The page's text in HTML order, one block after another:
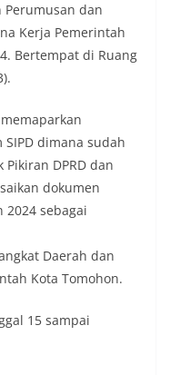
Perumusan dan
Kerja Pemerintah
Bertempat di Ruang
SIPD dimana sudah
Pikiran DPRD dan
dokumen
2024 sebagai
Daerah dan
Kota Tomohon.
15 sampai